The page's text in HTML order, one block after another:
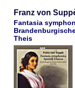
Franz von
Fantasia
Theis